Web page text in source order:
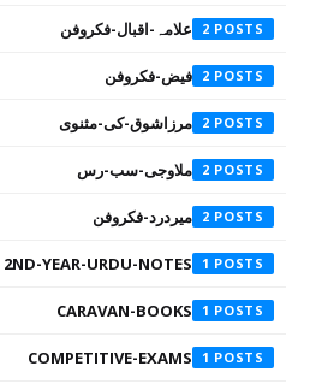
علامہ-اقبال-فکروفن 2
فیض-فکروفن 2
مرزاشوق-کی-مثنوی 2
ملاوجی-سب-رس 2
میردرد-فکروفن 2
2ND-YEAR-URDU-NOTES 1
CARAVAN-BOOKS 1
COMPETITIVE-EXAMS 1